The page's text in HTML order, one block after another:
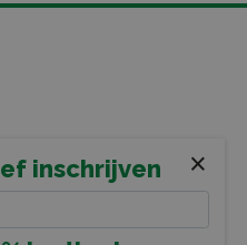
×
inschrijven